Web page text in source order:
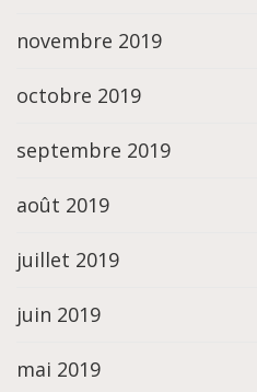
novembre 2019
octobre 2019
septembre 2019
août 2019
juillet 2019
juin 2019
mai 2019